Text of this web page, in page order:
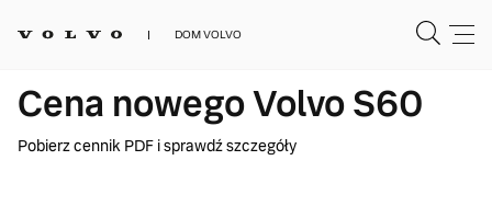
DOM VOLVO
Cena nowego Volvo S60
Pobierz cennik PDF i sprawdź szczegóły